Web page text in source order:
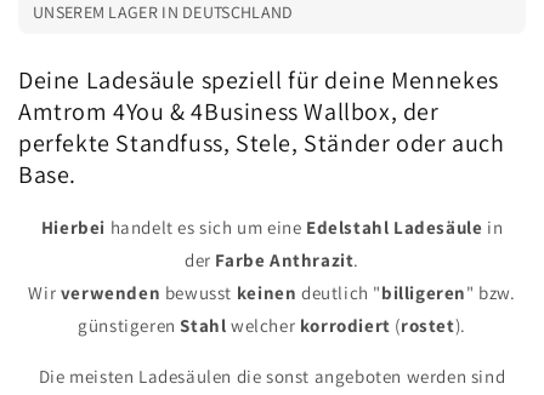
UNSEREM LAGER IN DEUTSCHLAND
Deine Ladesäule speziell für deine Mennekes
Amtrom 4You & 4Business Wallbox, der
perfekte Standfuss, Stele, Ständer oder auch
Base.
Hierbei handelt es sich um eine Edelstahl Ladesäule in
der Farbe Anthrazit.
Wir verwenden bewusst keinen deutlich "billigeren" bzw.
günstigeren Stahl welcher korrodiert (rostet).
Die meisten Ladesäulen die sonst angeboten werden sind